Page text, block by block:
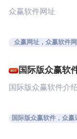
名》
众赢软件网址
众赢网址，众赢软件
国际版众赢软
国际版众赢软件介
国际版众赢软件，众赢